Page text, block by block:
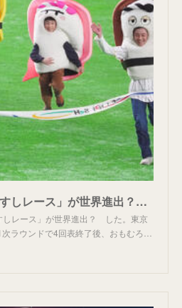
【WBC】巨人名物「すしレース」が世界進出？２度フライングの珍事も、海外ファン大盛り上がり - プロ野球 : 日刊スポーツ
しレース」が世界進出？ した。東京
ラウンドで4回表終了後、おもむろ…